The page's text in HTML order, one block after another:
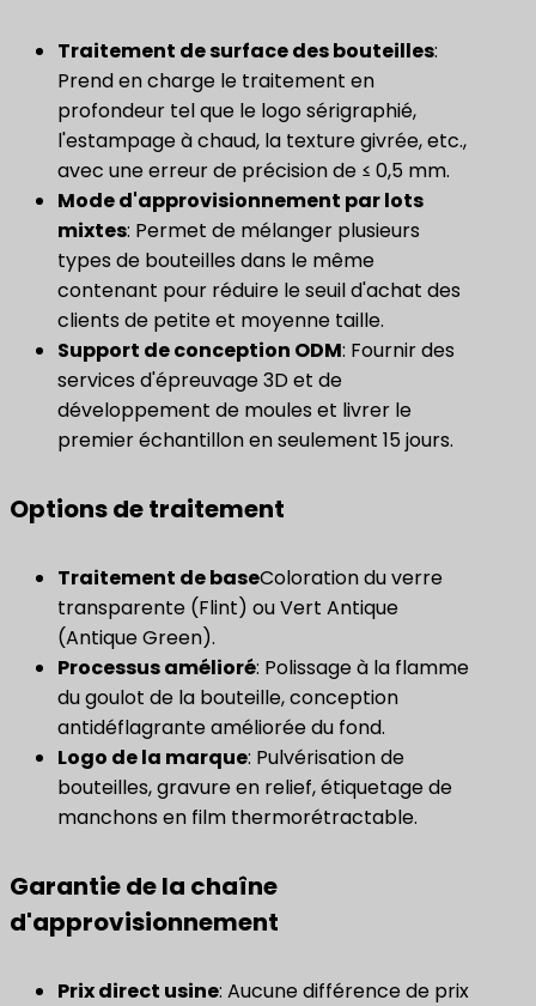
Traitement de surface des bouteilles:
Prend en charge le traitement en
profondeur tel que le logo sérigraphié,
l'estampage à chaud, la texture givrée, etc.,
avec une erreur de précision de ≤ 0,5 mm.
Mode d'approvisionnement par lots
mixtes: Permet de mélanger plusieurs
types de bouteilles dans le même
contenant pour réduire le seuil d'achat des
clients de petite et moyenne taille.
​Support de conception ODM​: Fournir des
services d'épreuvage 3D et de
développement de moules et livrer le
premier échantillon en seulement 15 jours.
Options de traitement
Traitement de baseColoration du verre
transparente (Flint) ou Vert Antique
(Antique Green).
Processus amélioré: Polissage à la flamme
du goulot de la bouteille, conception
antidéflagrante améliorée du fond.
Logo de la marque: Pulvérisation de
bouteilles, gravure en relief, étiquetage de
manchons en film thermorétractable.
Garantie de la chaîne
d'approvisionnement
Prix ​​direct usine: Aucune différence de prix